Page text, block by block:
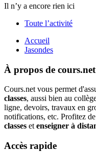
Il n’y a encore rien ici
Toute l’activité
Accueil
Jasondes
À propos de cours.net
Cours.net vous permet
classes, aussi bien au
ligne, devoirs, travaux en
notifications, etc. Profitez de
classes etenseigner à
Accès rapide